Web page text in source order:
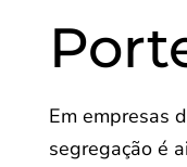
Em empresas
segregação é